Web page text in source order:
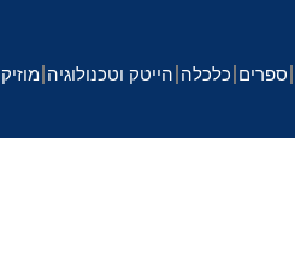
ספרים כלכלה הייטק וטכנולוגיה